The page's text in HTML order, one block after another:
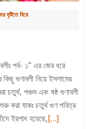
দৃষ্টিতে বিয়ে
পর্ব- ১” এর জের ধরে
গুণাবলী নিয়ে ইসলামের
চতুর্থ, পঞ্চম এবং ষষ্ঠ গুণাবলী
করা যাকঃ চতুর্থ গুণ পবিত্র
ইরশাদ হয়েছে,Read
[…]